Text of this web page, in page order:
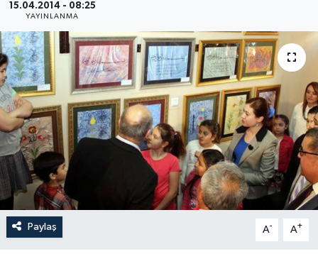
15.04.2014 - 08:25
YAYINLANMA
Paylaş A- A+
Sağlık
Sinema
Sivil Toplum
Siyaset
Spor
Tarım
Turizm